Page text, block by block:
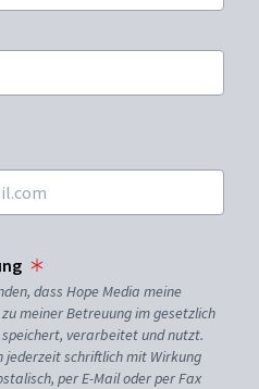
dass Hope Media meine
meiner Betreuung im gesetzlich
verarbeitet und nutzt.
jederzeit schriftlich mit Wirkung
per E-Mail oder per Fax